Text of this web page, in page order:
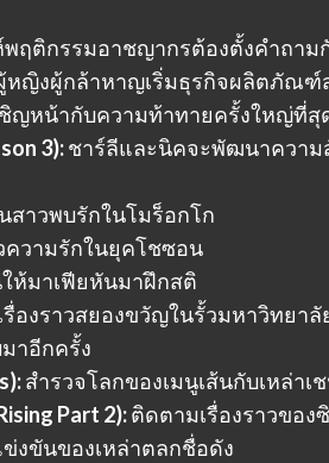
พฤติกรรมอาชญากรต้องตั้งคำถาม
หญิงผู้กล้าหาญเริ่มธุรกิจผลิตภัณฑ์
ชิญหน้ากับความท้าทายครั้งใหญ่ที่สุ
3):ชาร์ลีและนิคจะพัฒนาความ
สาวพบรักในโมร็อกโก
ความรักในยุคโชซอน
ห้มาเฟียหันมาฝึกสติ
รื่องราวสยองขวัญในรั้วมหาวิทยาลั
าอีกครั้ง
สำรวจโลกของเมนูเส้นกับเหล่าเ
Part 2):ติดตามเรื่องราวของ
งขันของเหล่าตลกชื่อดัง